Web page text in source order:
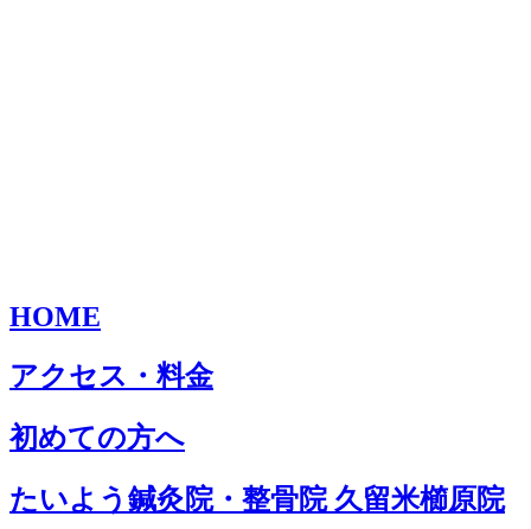
HOME
アクセス・料金
初めての方へ
たいよう鍼灸院・整骨院 久留米櫛原院